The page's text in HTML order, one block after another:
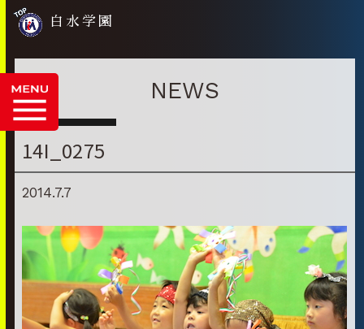
白水学園
NEWS
14I_0275
2014.7.7